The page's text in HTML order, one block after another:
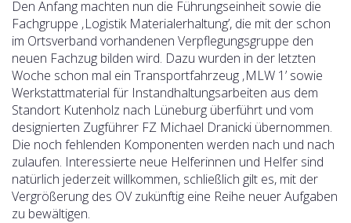
Den Anfang machten nun die Führungseinheit sowie die
Fachgruppe ‚Logistik Materialerhaltung’, die mit der schon
im Ortsverband vorhandenen Verpflegungsgruppe den
neuen Fachzug bilden wird. Dazu wurden in der letzten
Woche schon mal ein Transportfahrzeug ‚MLW 1’ sowie
Werkstattmaterial für Instandhaltungsarbeiten aus dem
Standort Kutenholz nach Lüneburg überführt und vom
designierten Zugführer FZ Michael Dranicki übernommen.
Die noch fehlenden Komponenten werden nach und nach
zulaufen. Interessierte neue Helferinnen und Helfer sind
natürlich jederzeit willkommen, schließlich gilt es, mit der
Vergrößerung des OV zukünftig eine Reihe neuer Aufgaben
zu bewältigen.